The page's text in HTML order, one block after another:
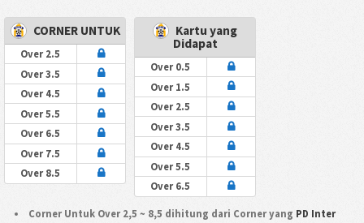
CORNER UNTUK
Over 2.5
Over 3.5
Over 4.5
Over 5.5
Over 6.5
Over 7.5
Over 8.5
Kartu yang
Didapat
Over 0.5
Over 1.5
Over 2.5
Over 3.5
Over 4.5
Over 5.5
Over 6.5
Corner Untuk Over 2,5 ~ 8,5 dihitung dari Corner yang PD Inter